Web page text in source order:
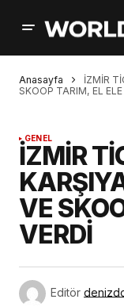
Anasayfa
İZMİR
SKOOP TARIM, EL ELE
GENEL
İZMİR
VE
VERDİ
Editör